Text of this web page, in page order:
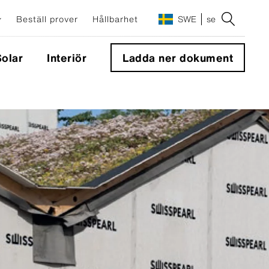
Beställ prover Hållbarhet SWE se
Integrerade solpaneler fasad
Sunskin Facade Lap
Sunskin Facade Flat
Interiör Ladda ner dokument